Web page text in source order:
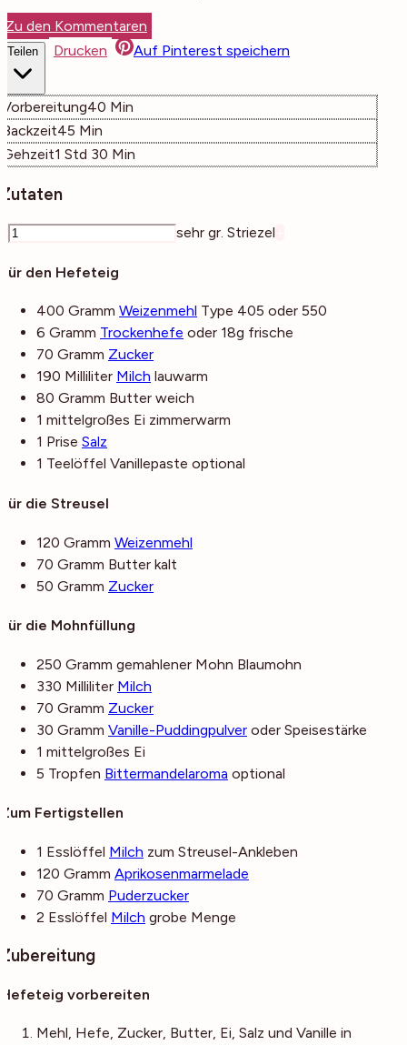
Zu den Kommentaren
Teilen Drucken Auf Pinterest speichern
Vorbereitung40 Minuten
Min
Backzeit45 Minuten
Min
Gehzeit1 Stunde
Std 30 Minuten
Min
Zutaten
sehr gr. Striezel
Für den Hefeteig
400 Gramm Weizenmehl Type 405 oder 550
6 Gramm Trockenhefe oder 18g frische
70 Gramm Zucker
190 Milliliter Milch lauwarm
80 Gramm Butter weich
1 mittelgroßes Ei zimmerwarm
1 Prise Salz
1 Teelöffel Vanillepaste optional
Für die Streusel
120 Gramm Weizenmehl
70 Gramm Butter kalt
50 Gramm Zucker
Für die Mohnfüllung
250 Gramm gemahlener Mohn Blaumohn
330 Milliliter Milch
70 Gramm Zucker
30 Gramm Vanille-Puddingpulver oder Speisestärke
1 mittelgroßes Ei
5 Tropfen Bittermandelaroma optional
Zum Fertigstellen
1 Esslöffel Milch zum Streusel-Ankleben
120 Gramm Aprikosenmarmelade
70 Gramm Puderzucker
2 Esslöffel Milch grobe Menge
Zubereitung
Hefeteig vorbereiten
Mehl, Hefe, Zucker, Butter, Ei, Salz und Vanille in